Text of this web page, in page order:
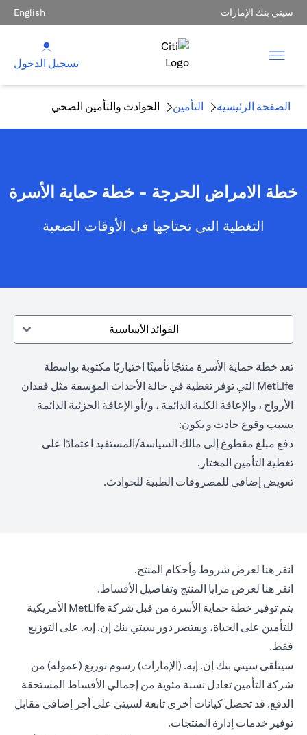
سيتي بنك الإمارات English
تسجيل الدخول
الصفحة الرئيسية التأمين الحوادث والتأمين الصحي
خطة الامراض الحرجة - خطة حماية الأسرة
التغطية التي تحتاجها في الأوقات الصعبة
الفوائد الأساسية
تعد خطة حماية الأسرة منتجًا تأمينًا اختياريًا مكتوبة بواسطة
MetLife التي توفر تغطية في حالة الأحداث المؤسفة مثل فقدان
الأرواح ، والإعاقة الكلية الدائمة ، و/أو الإعاقة الجزئية الدائمة
بسبب وقوع حادث و يكون:
دفع مبلغ مقطوع إلى مالك السياسة/المستفيد اعتمادًا على
تغطية التأمين المختار.
تعويض إضافي للمصروفات الطبية للحوادث.
انقر هنا (opens in a new tab)لعرض شروط وأحكام المنتج.
انقر هنا لعرض مزايا المنتج وتفاصيل الأقساط.
يتم توفير خطة حماية الأسرة من قبل شركة MetLife الأمريكية
للتأمين على الحياة، ويقتصر دور سيتي بنك إن. إيه. على التوزيع
فقط.
سيتلقى سيتي بنك إن. إيه. (الإمارات) رسوم توزيع (عمولة) من
شركة التأمين تعادل نسبة مئوية من إجمالي الأقساط المستحقة
الدفع. قد تحصل كيانات أخرى تابعة لسيتي على أجر إضافي مقابل
توفير خدمات إدارة المنتجات.